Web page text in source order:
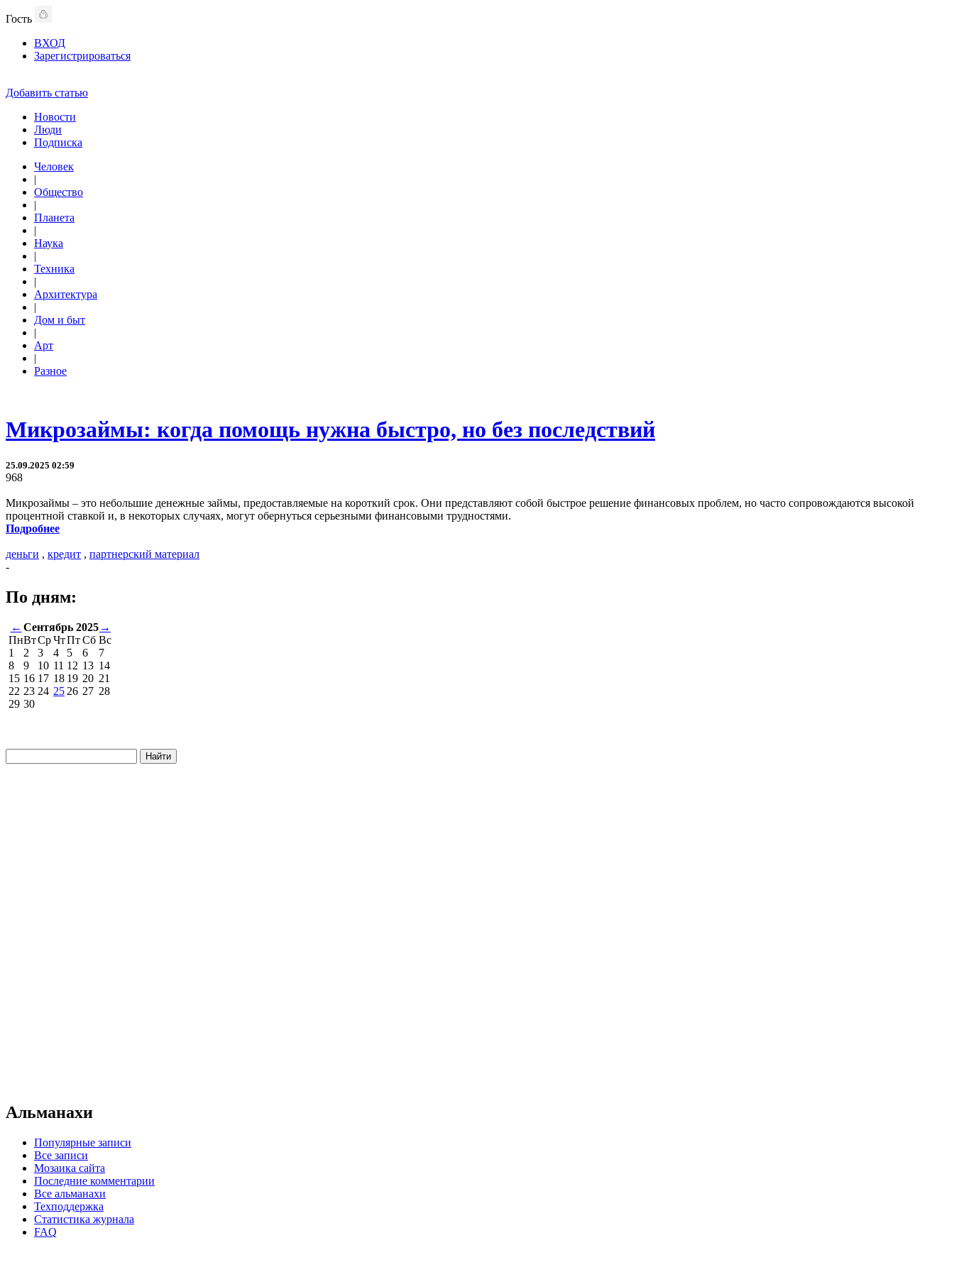
Гость
ВХОД
Зарегистрироваться
Добавить статью
Новости
Люди
Подписка
Человек
|
Общество
|
Планета
|
Наука
|
Техника
|
Архитектура
|
Дом и быт
|
Арт
|
Разное
Микрозаймы: когда помощь нужна быстро, но без последствий
25.09.2025 02:59
968
Микрозаймы – это небольшие денежные займы, предоставляемые на короткий срок. Они представляют собой быстрое решение финансовых проблем, но часто сопровождаются высокой
процентной ставкой и, в некоторых случаях, могут обернуться серьезными финансовыми трудностями.
Подробнее
деньги , кредит , партнерский материал
-
По дням:
← Сентябрь 2025 →
ПнВтСрЧтПтСб Вс
1
2 3 4 5 6
7
8
9 10 11 12 13 14
15 16 17 18 19 20 21
22 23 24 25 26 27 28
29 30
Альманахи
Популярные записи
Все записи
Мозаика сайта
Последние комментарии
Все альманахи
Техподдержка
Статистика журнала
FAQ